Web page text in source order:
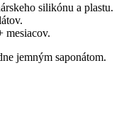
silikónu a plastu.
mesiacov.
jemným saponátom.